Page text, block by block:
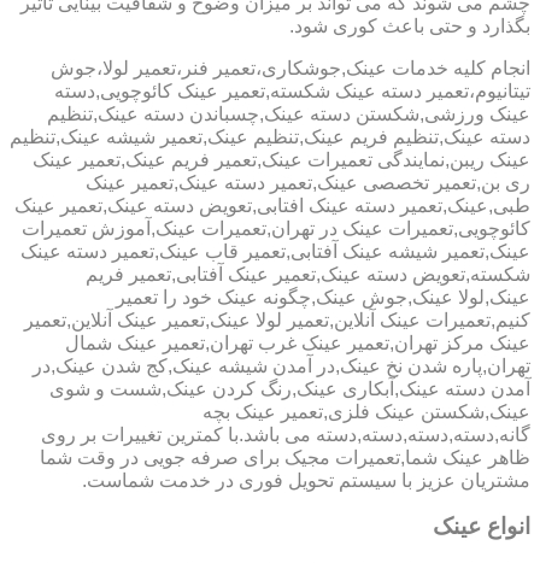
بگذارد و حتی باعث کوری شود.
انجام کلیه خدمات عینک,جوشکاری،تعمیر فنر،تعمیر لولا،جوش
تیتانیوم،تعمیر دسته عینک شکسته,تعمیر عینک کائوچویی,دسته
عینک ورزشی,شکستن دسته عینک,چسباندن دسته عینک,تنظیم
دسته عینک,تنظیم فریم عینک,تنظیم عینک,تعمیر شیشه عینک,تنظیم
عینک ریبن,نمایندگی تعمیرات عینک,تعمیر فریم عینک,تعمیر عینک
ری بن,تعمیر تخصصی عینک,تعمیر دسته عینک,تعمیر عینک
طبی,عینک,تعمیر دسته عینک افتابی,تعویض دسته عینک,تعمیر عینک
کائوچویی,تعمیرات عینک در تهران,تعمیرات عینک,آموزش تعمیرات
عینک,تعمیر شیشه عینک آفتابی,تعمیر قاب عینک,تعمیر دسته عینک
شکسته,تعویض دسته عینک,تعمیر عینک آفتابی,تعمیر فریم
عینک,لولا عینک,جوش عینک,چگونه عینک خود را تعمیر
کنیم,تعمیرات عینک آنلاین,تعمیر لولا عینک,تعمیر عینک آنلاین,تعمیر
عینک مرکز تهران,تعمیر عینک غرب تهران,تعمیر عینک شمال
تهران,پاره شدن نخ عینک,در آمدن شیشه عینک,کج شدن عینک,در
آمدن دسته عینک,آبکاری عینک,رنگ کردن عینک,شست و شوی
عینک,شکستن عینک فلزی,تعمیر عینک بچه
گانه,دسته,دسته,دسته,دسته می باشد.با کمترین تغییرات بر روی
ظاهر عینک شما,تعمیرات مجیک برای صرفه جویی در وقت شما
مشتریان عزیز با سیستم تحویل فوری در خدمت شماست.
انواع عینک